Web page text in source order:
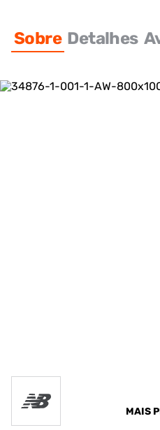
Sobre Detalhes
MAIS